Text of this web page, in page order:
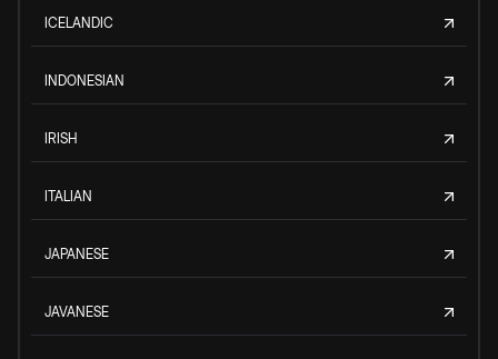
ICELANDIC
INDONESIAN
IRISH
ITALIAN
JAPANESE
JAVANESE